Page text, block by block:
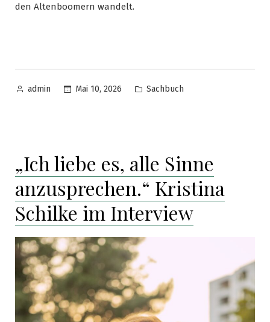
den Altenboomern wandelt.
Veröffentlicht
admin Mai 10, 2026
Veröffentlicht
Sachbuch
„Ich liebe es, alle Sinne
anzusprechen.“ Kristina
Schilke im Interview